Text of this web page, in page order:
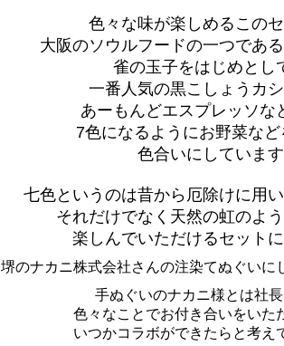
色々な味が楽しめるこの
大阪のソウルフードの一つであ
雀の玉子をはじめとし
一番人気の黒こしょうカ
あーもんどエスプレッソな
7色になるようにお野菜など
色合いにしています
七色というのは昔から厄除けに用
それだけでなく天然の虹のよ
楽しんでいただけるセット
堺のナカニ株式会社さんの注染てぬぐいに
手ぬぐいのナカニ様とは社
色々なことでお付き合いをいた
いつかコラボができたらと考え